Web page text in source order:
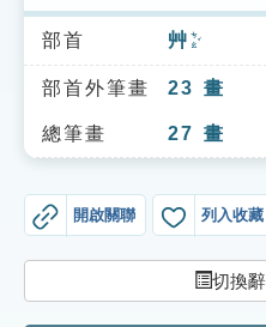
索引選單
知識索引
單字索引
部首 艸 ㄘㄠˇ
部首外筆畫 23 畫
總筆畫 27 畫
開啟關聯 列入收藏
切換